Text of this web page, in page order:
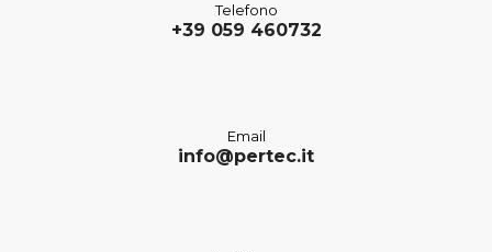
Telefono
+39 059 460732
Email
info@pertec.it